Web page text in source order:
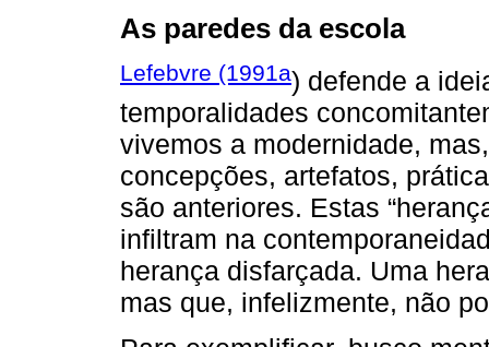
As paredes da escola
Lefebvre (1991a) defende a
temporalidades
vivemos a modernidade,
concepções, artefatos,
são anteriores. Estas
infiltram na
herança disfarçada. Uma
mas que, infelizmente, não